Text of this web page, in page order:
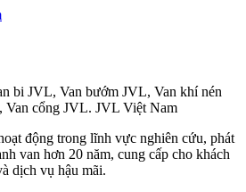
bi JVL, Van bướm JVL, Van khí nén
Van cổng JVL. JVL Việt Nam
động trong lĩnh vực nghiên cứu, phát
van hơn 20 năm, cung cấp cho khách
dịch vụ hậu mãi.